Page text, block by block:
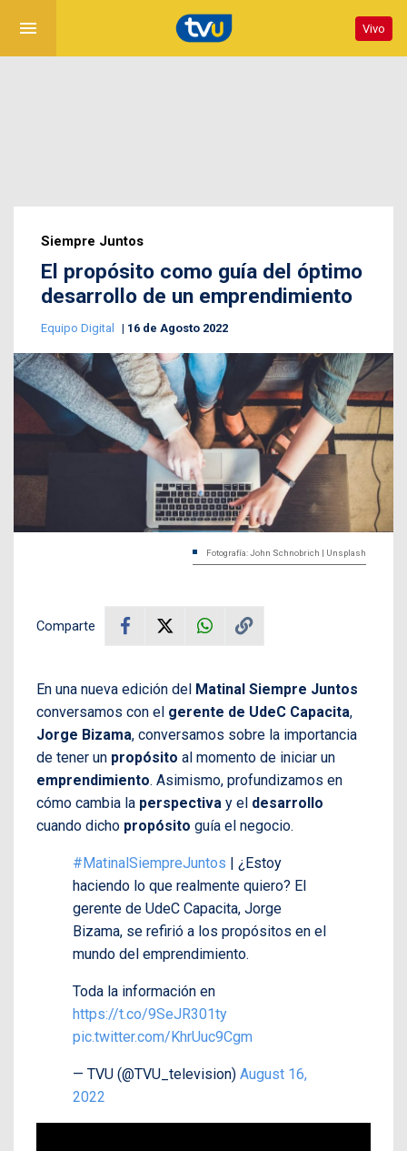
menu Vivo
Siempre Juntos
El propósito como guía del óptimo
desarrollo de un emprendimiento
Equipo Digital 16 de Agosto 2022
Fotografía: John Schnobrich | Unsplash
Comparte
En una nueva edición del Matinal Siempre Juntos
conversamos con el gerente de UdeC Capacita,
Jorge Bizama, conversamos sobre la importancia
de tener un propósito al momento de iniciar un
emprendimiento. Asimismo, profundizamos en
cómo cambia la perspectiva y el desarrollo
cuando dicho propósito guía el negocio.
#MatinalSiempreJuntos | ¿Estoy
haciendo lo que realmente quiero? El
gerente de UdeC Capacita, Jorge
Bizama, se refirió a los propósitos en el
mundo del emprendimiento.
Toda la información en
https://t.co/9SeJR301ty
pic.twitter.com/KhrUuc9Cgm
— TVU (@TVU_television) August 16,
2022